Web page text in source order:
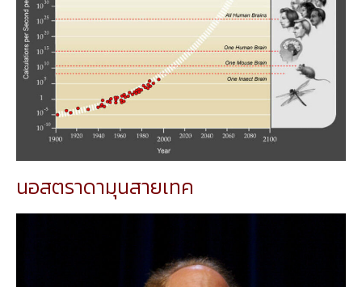
นอสตราดามุนสายเทค